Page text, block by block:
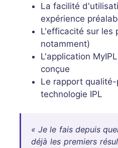
La facilité
expérience
L'efficacité sur les
notamment)
L'application
conçue
Le rapport
technologie IPL
« Je le fais depuis
déjà les premiers